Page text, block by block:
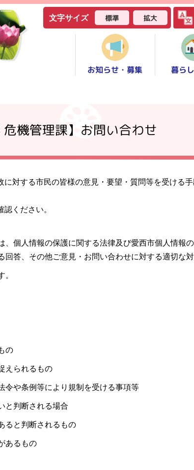
文字サイズ 標準 拡大
お知らせ・募集 暮ら
危機管理課】お問い合わせ
に対する市民の皆様の意見・要望・質問等を受ける
ください。
、個人情報の保護に関する法律及び愛西市個人情
答、その他ご意見・お問い合わせに対する適切な
。
の
えられるもの
令や条例等により規制を受ける事項等
と判断される場合
ると判断されるもの
あるもの